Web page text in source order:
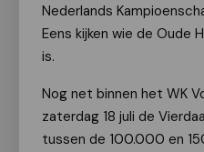
Nederlands
Eens kijken wie de Oude
is.
Nog net binnen het WK
zaterdag 18 juli de
tussen de 100.000 en